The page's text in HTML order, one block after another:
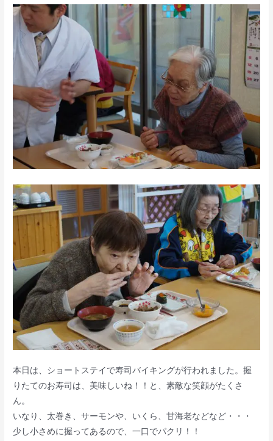
本日は、ショートステイで寿司バイキングが行われました。握
りたてのお寿司は、美味しいね！！と、素敵な笑顔がたくさ
ん。
いなり、太巻き、サーモンや、いくら、甘海老などなど・・・
少し小さめに握ってあるので、一口でパクリ！！